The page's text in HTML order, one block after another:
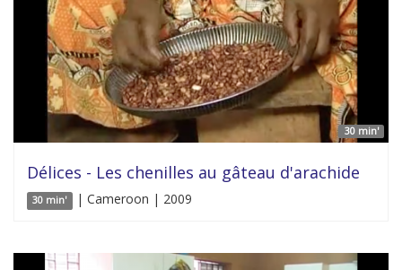
30 min'
Délices - Les chenilles au gâteau d'arachide
30 min' | Cameroon | 2009